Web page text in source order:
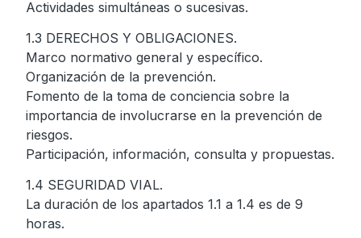
Actividades simultáneas o sucesivas.
1.3 DERECHOS Y OBLIGACIONES.
Marco normativo general y específico.
Organización de la prevención.
Fomento de la toma de conciencia sobre la
importancia de involucrarse en la prevención de
riesgos.
Participación, información, consulta y propuestas.
1.4 SEGURIDAD VIAL.
La duración de los apartados 1.1 a 1.4 es de 9
horas.